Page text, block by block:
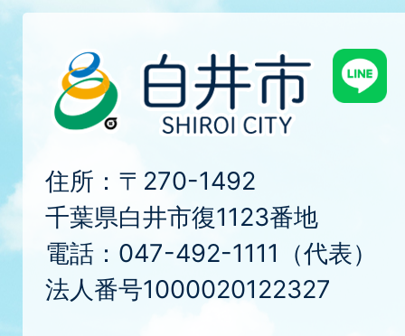
住所：〒270-1492
千葉県白井市復1123番地
電話：047-492-1111（代表）
法人番号1000020122327